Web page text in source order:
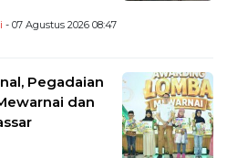
- 07 Agustus 2026 08:47
Pegadaian
dan